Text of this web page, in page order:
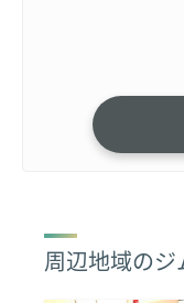
周辺地域のジ